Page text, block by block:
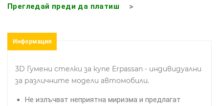
Прегледай преди да платиш
Информация
3D Гумени стелки за купе Erpassan - индивидуални
за различните модели автомобили.
Не излъчват неприятна миризма и предлагат